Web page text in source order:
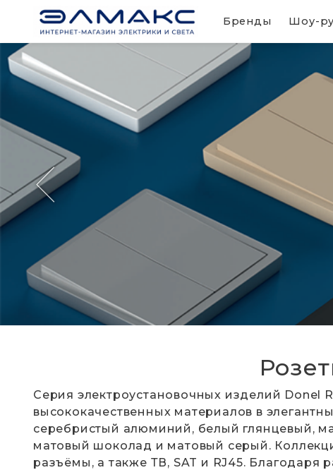
Бренды Шоу-
Серия электроустановочных изделий Donel
высококачественных материалов в
серебристый алюминий, белый глянцевый,
матовый шоколад и матовый серый.
разъёмы, а также ТВ, SAT и RJ45.